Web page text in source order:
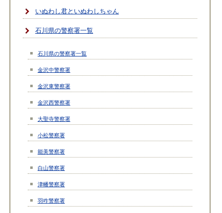
いぬわし君といぬわしちゃん
石川県の警察署一覧
石川県の警察署一覧
金沢中警察署
金沢東警察署
金沢西警察署
大聖寺警察署
小松警察署
能美警察署
白山警察署
津幡警察署
羽咋警察署